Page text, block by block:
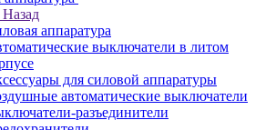
Назад
аппаратура
выключатели в литом
для силовой аппаратуры
автоматические выключатели
разъединители